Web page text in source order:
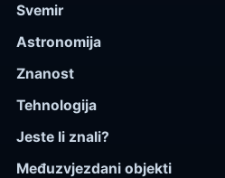
Svemir
Astronomija
Znanost
Tehnologija
Jeste li znali?
Međuzvjezdani objekti